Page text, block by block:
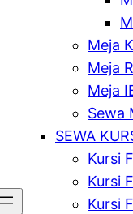
Meja
Meja
Meja
Sewa
SEWA
Kursi
Kursi
Kursi